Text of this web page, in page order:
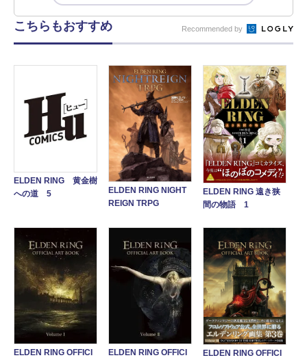
こちらもおすすめ Recommended by
ELDEN RING 黄金樹
への道 5
ELDEN RING NIGHT
REIGN TRPG
ELDEN RING 遠き狭
間の物語 1
ELDEN RING OFFICI
ELDEN RING OFFICI
ELDEN RING OFFICI